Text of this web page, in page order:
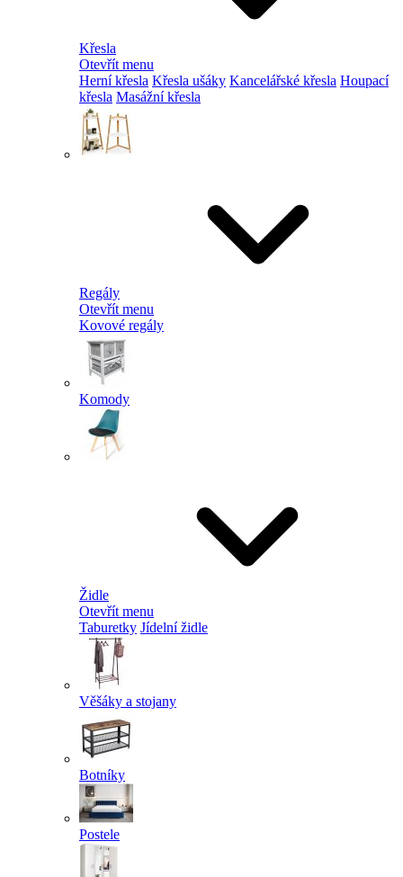
Křesla
Otevřít menu
Herní křesla Křesla ušáky Kancelářské křesla Houpací
křesla Masážní křesla
Regály
Otevřít menu
Kovové regály
Komody
Židle
Otevřít menu
Taburetky Jídelní židle
Věšáky a stojany
Botníky
Postele